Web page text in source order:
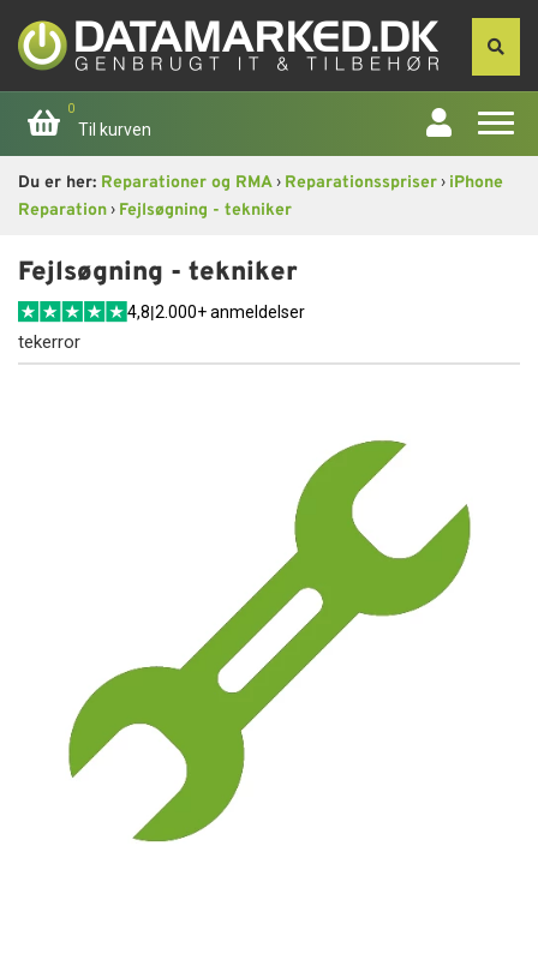
0
Til kurven
Forside
Apple
Computer
Reservedele
B2B-Opkøb
>>BACK-2-SCHOOL<<
Du er her: Reparationer og RMA› Reparationsspriser› iPhone
Reparation› Fejlsøgning - tekniker
Fejlsøgning - tekniker
4,8|2.000+ anmeldelser
tekerror